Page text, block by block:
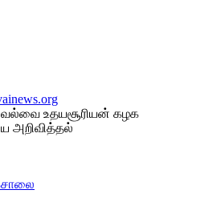
வல்வை உதயசூரியன் கழக
அறிவித்தல்